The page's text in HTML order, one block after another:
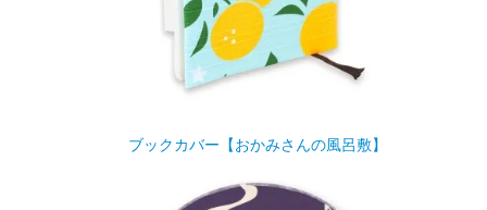
ブックカバー【おかみさんの風呂敷】